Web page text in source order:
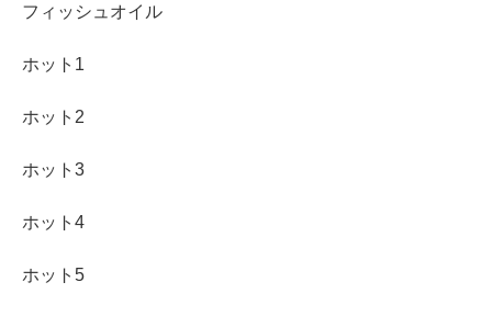
フィッシュオイル
ホット1
ホット2
ホット3
ホット4
ホット5